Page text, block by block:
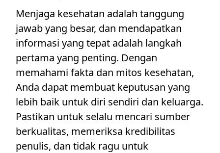
Menjaga kesehatan adalah tanggung
jawab yang besar, dan mendapatkan
informasi yang tepat adalah langkah
pertama yang penting. Dengan
memahami fakta dan mitos kesehatan,
Anda dapat membuat keputusan yang
lebih baik untuk diri sendiri dan keluarga.
Pastikan untuk selalu mencari sumber
berkualitas, memeriksa kredibilitas
penulis, dan tidak ragu untuk